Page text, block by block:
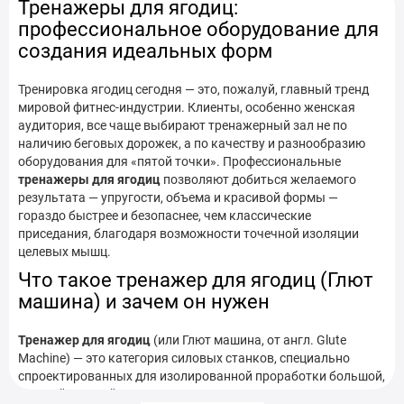
Тренажеры для ягодиц в Киеве
Тренажеры для ягодиц в Кременчуге
Тренажеры для ягодиц в Кривом Роге
Тренажеры для ягодиц в Кропивницком
Тренажеры для ягодиц в Луцке
Тренажеры для ягодиц в Николаеве
Тренажеры для ягодиц в Одессе
Тренажеры для ягодиц в Полтаве
Тренажеры для ягодиц в Сумах
Тренажеры для ягодиц:
профессиональное оборудование для
создания идеальных форм
Тренировка ягодиц сегодня — это, пожалуй, главный тренд
мировой фитнес-индустрии. Клиенты, особенно женская
аудитория, все чаще выбирают тренажерный зал не по
наличию беговых дорожек, а по качеству и разнообразию
оборудования для «пятой точки». Профессиональные
тренажеры для ягодиц позволяют добиться желаемого
результата — упругости, объема и красивой формы —
гораздо быстрее и безопаснее, чем классические
приседания, благодаря возможности точечной изоляции
целевых мышц.
Что такое тренажер для ягодиц (Глют
машина) и зачем он нужен
Тренажер для ягодиц (или Глют машина, от англ. Glute
Machine) — это категория силовых станков, специально
спроектированных для изолированной проработки большой,
средней и малой ягодичных мышц.